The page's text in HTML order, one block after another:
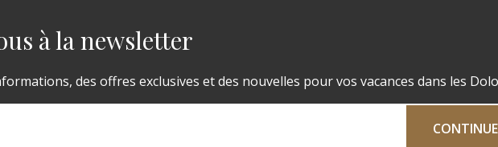
à la newsletter
des offres exclusives et des nouvelles pour vos vacances dans les